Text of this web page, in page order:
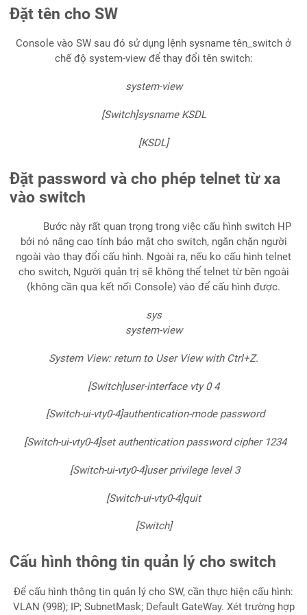
Đặt tên cho SW
Console vào SW sau đó sử dụng lệnh sysname tên_switch ở
chế độ system-view để thay đổi tên switch:
system-view
[Switch]sysname KSDL
[KSDL]
Đặt password và cho phép telnet từ xa
vào switch
Bước này rất quan trọng trong việc cấu hình switch HP
bởi nó nâng cao tính bảo mật cho switch, ngăn chặn người
ngoài vào thay đổi cấu hình. Ngoài ra, nếu ko cấu hình telnet
cho switch, Người quản trị sẽ không thể telnet từ bên ngoài
(không cần qua kết nối Console) vào để cấu hình được.
sys
system-view
System View: return to User View with Ctrl+Z.
[Switch]user-interface vty 0 4
[Switch-ui-vty0-4]authentication-mode password
[Switch-ui-vty0-4]set authentication password cipher 1234
[Switch-ui-vty0-4]user privilege level 3
[Switch-ui-vty0-4]quit
[Switch]
Cấu hình thông tin quản lý cho switch
Để cấu hình thông tin quản lý cho SW, cần thực hiện cấu hình:
VLAN (998); IP; SubnetMask; Default GateWay. Xét trường hợp